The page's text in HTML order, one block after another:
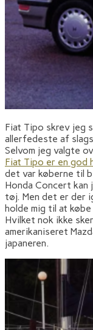
Fiat Tipo skrev jeg
allerfedeste af
Selvom jeg valgte
Fiat Tipo er en god
det var køberne til
Honda Concert
tøj. Men det er der
holde mig til at
Hvilket nok ikke
amerikaniseret
japaneren.